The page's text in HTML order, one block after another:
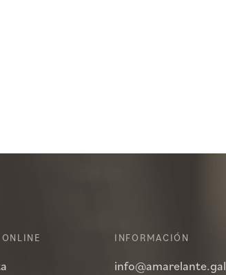
INFORMACIÓN
info@amarelante.gal